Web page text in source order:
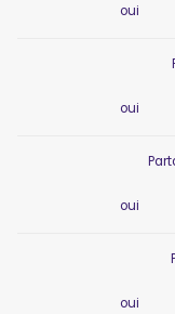
oui
oui
oui
oui